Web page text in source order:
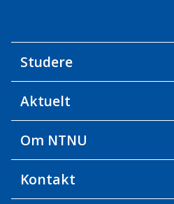
Studere
Aktuelt
Om NTNU
Kontakt